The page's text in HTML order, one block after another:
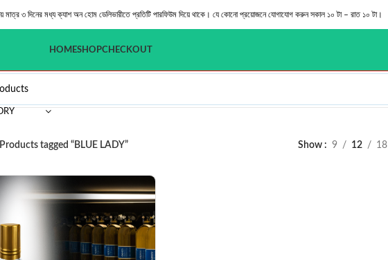
মাত্র ৩ দিনের মধ্য ক্যাশ অন হোম ডেলিভারীতে প্রতিটি পারফিউম দিয়ে থাকে। যে কোনো প্রয়োজনে যোগাযোগ করুন সকাল ১০ টা – রাত ১০ টা।
HOMESHOPCHECKOUT
Products tagged “BLUE LADY” Show 9 12 18